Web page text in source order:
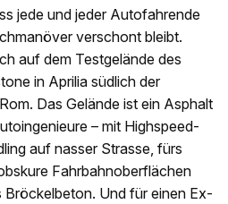
jede und jeder Autofahrende
verschont bleibt.
auf dem Testgelände des
in Aprilia südlich der
Das Gelände ist ein Asphalt
– mit Highspeed-
auf nasser Strasse, fürs
Fahrbahnoberflächen
Und für einen Ex-